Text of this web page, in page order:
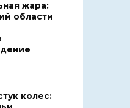
жара:
области
колес: